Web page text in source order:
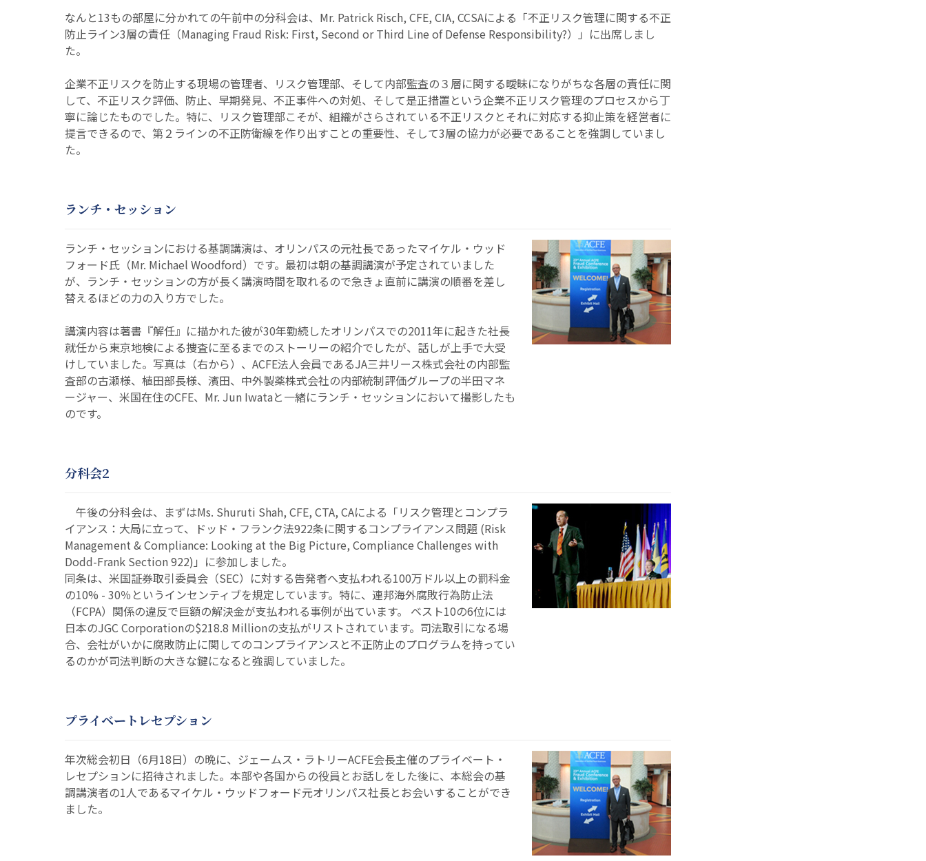
なんと13もの部屋に分かれての午前中の分科会は、Mr. Patrick Risch, CFE, CIA, CCSAによる「不正リスク管理に関する不正
防止ライン3層の責任（Managing Fraud Risk: First, Second or Third Line of Defense Responsibility?）」に出席しまし
た。
企業不正リスクを防止する現場の管理者、リスク管理部、そして内部監査の３層に関する曖昧になりがちな各層の責任に関
して、不正リスク評価、防止、早期発見、不正事件への対処、そして是正措置という企業不正リスク管理のプロセスから丁
寧に論じたものでした。特に、リスク管理部こそが、組織がさらされている不正リスクとそれに対応する抑止策を経営者に
提言できるので、第２ラインの不正防衛線を作り出すことの重要性、そして3層の協力が必要であることを強調していまし
た。
ランチ・セッション
ランチ・セッションにおける基調講演は、オリンパスの元社長であったマイケル・ウッド
フォード氏（Mr. Michael Woodford）です。最初は朝の基調講演が予定されていました
が、ランチ・セッションの方が長く講演時間を取れるので急きょ直前に講演の順番を差し
替えるほどの力の入り方でした。
講演内容は著書『解任』に描かれた彼が30年勤続したオリンパスでの2011年に起きた社長
就任から東京地検による捜査に至るまでのストーリーの紹介でしたが、話しが上手で大受
けしていました。写真は（右から）、ACFE法人会員であるJA三井リース株式会社の内部監
査部の古瀬様、植田部長様、濱田、中外製薬株式会社の内部統制評価グループの半田マネ
ージャー、米国在住のCFE、Mr. Jun Iwataと一緒にランチ・セッションにおいて撮影したも
のです。
分科会2
午後の分科会は、まずはMs. Shuruti Shah, CFE, CTA, CAによる「リスク管理とコンプラ
イアンス：大局に立って、ドッド・フランク法922条に関するコンプライアンス問題 (Risk
Management & Compliance: Looking at the Big Picture, Compliance Challenges with
Dodd-Frank Section 922)」に参加しました。
同条は、米国証券取引委員会（SEC）に対する告発者へ支払われる100万ドル以上の罰科金
の10% - 30％というインセンティブを規定しています。特に、連邦海外腐敗行為防止法
（FCPA）関係の違反で巨額の解決金が支払われる事例が出ています。 ベスト10の6位には
日本のJGC Corporationの$218.8 Millionの支払がリストされています。司法取引になる場
合、会社がいかに腐敗防止に関してのコンプライアンスと不正防止のプログラムを持ってい
るのかが司法判断の大きな鍵になると強調していました。
プライベートレセプション
年次総会初日（6月18日）の晩に、ジェームス・ラトリーACFE会長主催のプライベート・
レセプションに招待されました。本部や各国からの役員とお話しをした後に、本総会の基
調講演者の1人であるマイケル・ウッドフォード元オリンパス社長とお会いすることができ
ました。